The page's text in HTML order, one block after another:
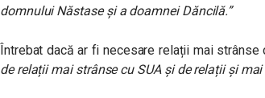
domnului Năstase și a doamnei Dăncilă.”
Întrebat dacă ar fi necesare relații mai strânse
de relații mai strânse cu SUA și de relații și mai